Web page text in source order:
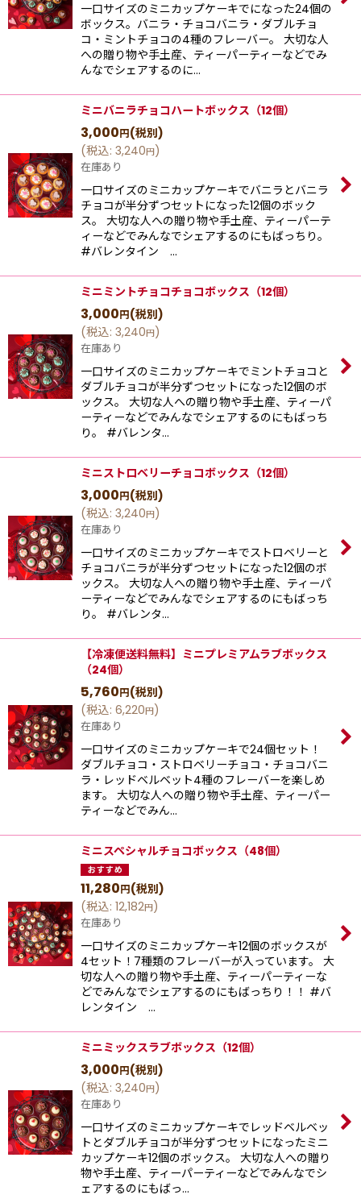
一口サイズのミニカップケーキでになった24個の
ボックス。バニラ・チョコバニラ・ダブルチョ
コ・ミントチョコの4種のフレーバー。 大切な人
への贈り物や手土産、ティーパーティーなどでみ
んなでシェアするのに…
ミニバニラチョコハートボックス（12個）
3,000円(税別)
(税込: 3,240円)
在庫あり
一口サイズのミニカップケーキでバニラとバニラ
チョコが半分ずつセットになった12個のボック
ス。 大切な人への贈り物や手土産、ティーパーテ
ィーなどでみんなでシェアするのにもばっちり。
#バレンタイン …
ミニミントチョコチョコボックス（12個）
3,000円(税別)
(税込: 3,240円)
在庫あり
一口サイズのミニカップケーキでミントチョコと
ダブルチョコが半分ずつセットになった12個のボ
ックス。 大切な人への贈り物や手土産、ティーパ
ーティーなどでみんなでシェアするのにもばっち
り。 #バレンタ…
ミニストロベリーチョコボックス（12個）
3,000円(税別)
(税込: 3,240円)
在庫あり
一口サイズのミニカップケーキでストロベリーと
チョコバニラが半分ずつセットになった12個のボ
ックス。 大切な人への贈り物や手土産、ティーパ
ーティーなどでみんなでシェアするのにもばっち
り。 #バレンタ…
【冷凍便送料無料】ミニプレミアムラブボックス
（24個）
5,760円(税別)
(税込: 6,220円)
在庫あり
一口サイズのミニカップケーキで24個セット！
ダブルチョコ・ストロベリーチョコ・チョコバニ
ラ・レッドベルベット4種のフレーバーを楽しめ
ます。 大切な人への贈り物や手土産、ティーパー
ティーなどでみん…
ミニスペシャルチョコボックス（48個）
11,280円(税別)
(税込: 12,182円)
在庫あり
一口サイズのミニカップケーキ12個のボックスが
4セット！7種類のフレーバーが入っています。 大
切な人への贈り物や手土産、ティーパーティーな
どでみんなでシェアするのにもばっちり！！ #バ
レンタイン …
ミニミックスラブボックス（12個）
3,000円(税別)
(税込: 3,240円)
在庫あり
一口サイズのミニカップケーキでレッドベルベッ
トとダブルチョコが半分ずつセットになったミニ
カップケーキ12個のボックス。 大切な人への贈り
物や手土産、ティーパーティーなどでみんなでシ
ェアするのにもばっ…